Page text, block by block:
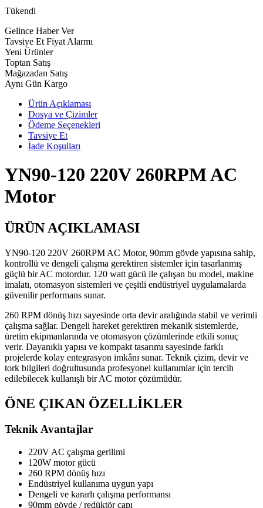
Tükendi
Gelince Haber Ver
Tavsiye Et Fiyat Alarmı
Yeni Ürünler
Toptan Satış
Mağazadan Satış
Aynı Gün Kargo
Ürün Açıklaması
Dosya ve Çizimler
Ödeme Seçenekleri
Tavsiye Et
İade Koşulları
YN90-120 220V 260RPM AC
Motor
ÜRÜN AÇIKLAMASI
YN90-120 220V 260RPM AC Motor, 90mm gövde yapısına sahip,
kontrollü ve dengeli çalışma gerektiren sistemler için tasarlanmış
güçlü bir AC motordur. 120 watt gücü ile çalışan bu model, makine
imalatı, otomasyon sistemleri ve çeşitli endüstriyel uygulamalarda
güvenilir performans sunar.
260 RPM dönüş hızı sayesinde orta devir aralığında stabil ve verimli
çalışma sağlar. Dengeli hareket gerektiren mekanik sistemlerde,
üretim ekipmanlarında ve otomasyon çözümlerinde etkili sonuç
verir. Dayanıklı yapısı ve kompakt tasarımı sayesinde farklı
projelerde kolay entegrasyon imkânı sunar. Teknik çizim, devir ve
tork bilgileri doğrultusunda profesyonel kullanımlar için tercih
edilebilecek kullanışlı bir AC motor çözümüdür.
ÖNE ÇIKAN ÖZELLİKLER
Teknik Avantajlar
220V AC çalışma gerilimi
120W motor gücü
260 RPM dönüş hızı
Endüstriyel kullanıma uygun yapı
Dengeli ve kararlı çalışma performansı
90mm gövde / redüktör çapı